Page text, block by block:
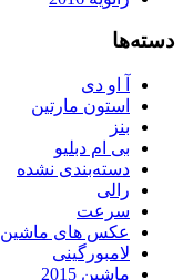
دسته‌ها
آ او دی
استون مارتین
بنز
بی ام دبلیو
دسته‌بندی نشده
رالی
سرعت
عکس های ماشین
لامبورگینی
ماشین 2015